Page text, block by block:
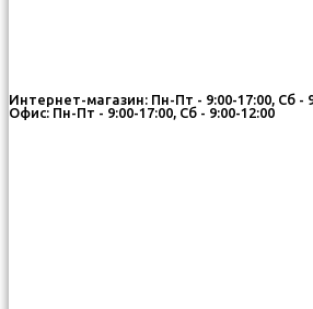
Интернет-магазин: Пн-Пт - 9:00-17:00, Сб -
Офис: Пн-Пт - 9:00-17:00, Сб - 9:00-12:00